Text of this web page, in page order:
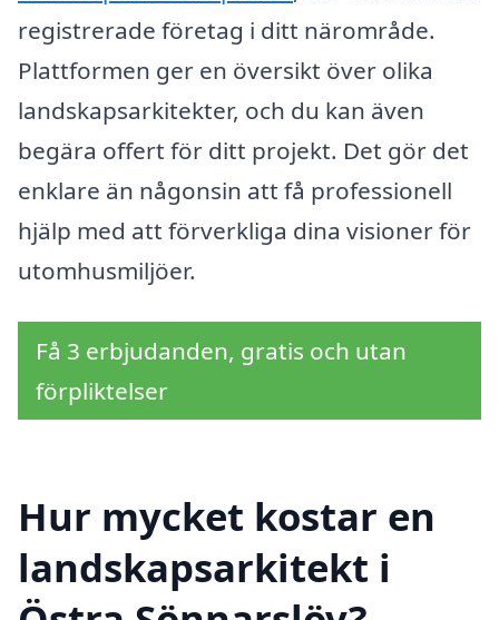
registrerade företag i ditt närområde.
Plattformen ger en översikt över olika
landskapsarkitekter, och du kan även
begära offert för ditt projekt. Det gör det
enklare än någonsin att få professionell
hjälp med att förverkliga dina visioner för
utomhusmiljöer.
Få 3 erbjudanden, gratis och utan
förpliktelser
Hur mycket kostar en
landskapsarkitekt i